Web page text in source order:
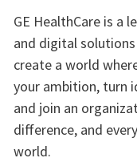
GE HealthCare is a
and digital
create a world
your ambition, turn
and join an
difference, and
world.